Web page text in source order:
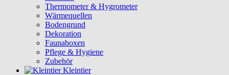
Thermometer & Hygrometer
Wärmequellen
Bodengrund
Dekoration
Faunaboxen
Pflege & Hygiene
Zubehör
Kleintier